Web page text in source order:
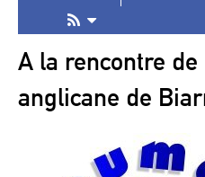
A la rencontre
anglicane de